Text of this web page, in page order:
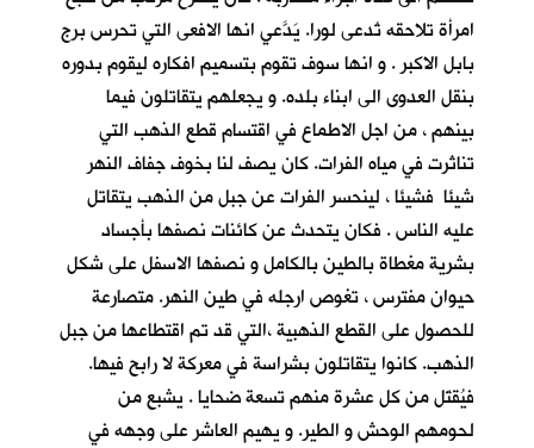
امرأة تلاحقه تُدعى لورا. يَدَّعي انها الافعى التي تحرس برج
بابل الاكبر . و انها سوف تقوم بتسميم افكاره ليقوم بدوره
بنقل العدوى الى ابناء بلده. و يجعلهم يتقاتلون فيما
بينهم ، من اجل الاطماع في اقتسام قطع الذهب التي
تناثرت في مياه الفرات. كان يصف لنا بخوف جفاف النهر
شيئا فشيئا ، لينحسر الفرات عن جبل من الذهب يتقاتل
عليه الناس . فكان يتحدث عن كائنات نصفها بأجساد
بشرية مغطاة بالطين بالكامل و نصفها الاسفل على شكل
حيوان مفترس ، تغوص ارجله في طين النهر. متصارعة
للحصول على القطع الذهبية ،التي قد تم اقتطاعها من جبل
الذهب. كانوا يتقاتلون بشراسة في معركة لا رابح فيها.
فيُقتَل من كل عشرة منهم تسعة ضحايا . يشبع من
لحومهم الوحش و الطير. و يهيم العاشر على وجهه في